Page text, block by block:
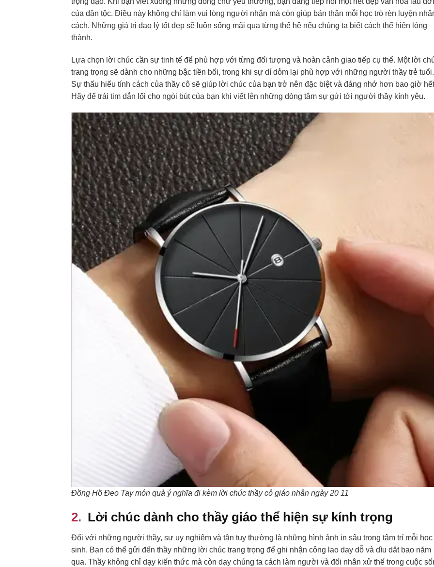
của dân tộc. Điều này không chỉ làm vui lòng người nhận mà còn giúp bản thân mỗi học trò rèn luyện
cách. Những giá trị đạo lý tốt đẹp sẽ luôn sống mãi qua từng thế hệ nếu chúng ta biết cách thể hiện lòng
thành.
Lựa chọn lời chúc cần sự tinh tế để phù hợp với từng đối tượng và hoàn cảnh giao tiếp cụ thể. Một lời
trang trọng sẽ dành cho những bậc tiền bối, trong khi sự dí dỏm lại phù hợp với những người thầy trẻ tuổi.
Sự thấu hiểu tính cách của thầy cô sẽ giúp lời chúc của bạn trở nên đặc biệt và đáng nhớ hơn bao giờ
Hãy để trái tim dẫn lối cho ngòi bút của bạn khi viết lên những dòng tâm sự gửi tới người thầy kính yêu.
Đồng Hồ Đeo Tay món quà ý nghĩa đi kèm lời chúc thầy cô giáo nhân ngày 20 11
Lời chúc dành cho thầy giáo thể hiện sự kính trọng
Đối với những người thầy, sự uy nghiêm và tận tụy thường là những hình ảnh in sâu trong tâm trí mỗi học
sinh. Bạn có thể gửi đến thầy những lời chúc trang trọng để ghi nhận công lao dạy dỗ và dìu dắt bao năm
qua. Thầy không chỉ dạy kiến thức mà còn dạy chúng ta cách làm người và đối nhân xử thế trong cuộc